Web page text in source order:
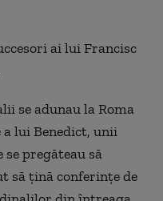
ai lui Francisc
se adunau la Roma
lui Benedict, unii
pregăteau să
să ţină conferinţe de